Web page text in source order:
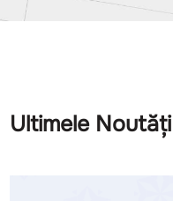
Ultimele Noutăți